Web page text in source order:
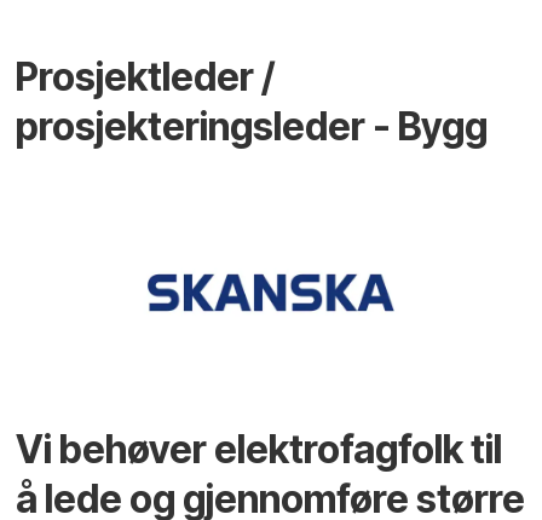
Prosjektleder /
prosjekteringsleder - Bygg
Vi behøver elektrofagfolk til
å lede og gjennomføre større